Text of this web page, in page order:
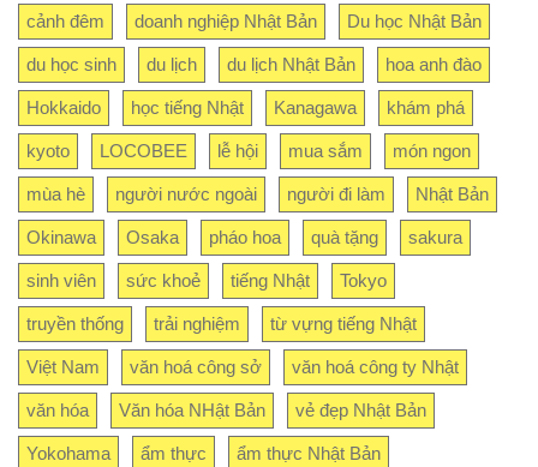
cảnh đêm doanh nghiệp Nhật Bản Du học Nhật Bản
du học sinh du lịch du lịch Nhật Bản hoa anh đào
Hokkaido học tiếng Nhật Kanagawa khám phá
kyoto LOCOBEE lễ hội mua sắm món ngon
mùa hè người nước ngoài người đi làm Nhật Bản
Okinawa Osaka pháo hoa quà tặng sakura
sinh viên sức khoẻ tiếng Nhật Tokyo
truyền thống trải nghiệm từ vựng tiếng Nhật
Việt Nam văn hoá công sở văn hoá công ty Nhật
văn hóa Văn hóa NHật Bản vẻ đẹp Nhật Bản
Yokohama ẩm thực ẩm thực Nhật Bản